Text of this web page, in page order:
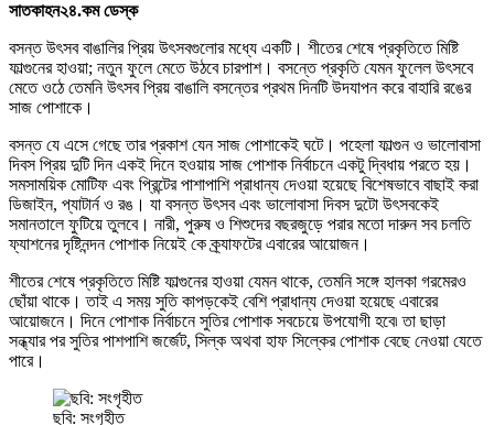
সাতকাহন২৪.কম ডেস্ক
বসন্ত উৎসব বাঙালির প্রিয় উৎসবগুলোর মধ্যে একটি। শীতের শেষে প্রকৃতিতে মিষ্টি
ফাল্গুনের হাওয়া; নতুন ফুলে মেতে উঠবে চারপাশ। বসন্তে প্রকৃতি যেমন ফুলেল উৎসবে
মেতে ওঠে তেমনি উৎসব প্রিয় বাঙালি বসন্তের প্রথম দিনটি উদযাপন করে বাহারি রঙের
সাজ পোশাকে।
বসন্ত যে এসে গেছে তার প্রকাশ যেন সাজ পোশাকেই ঘটে। পহেলা ফাল্গুন ও ভালোবাসা
দিবস প্রিয় দুটি দিন একই দিনে হওয়ায় সাজ পোশাক নির্বাচনে একটু দ্বিধায় পরতে হয়।
সমসাময়িক মোটিফ এবং প্রিন্টের পাশাপাশি প্রাধান্য দেওয়া হয়েছে বিশেষভাবে বাছাই করা
ডিজাইন, প্যাটার্ন ও রঙ। যা বসন্ত উৎসব এবং ভালোবাসা দিবস দুটো উৎসবকেই
সমানতালে ফুটিয়ে তুলবে। নারী, পুরুষ ও শিশুদের বছরজুড়ে পরার মতো দারুন সব চলতি
ফ্যাশনের দৃষ্টিনন্দন পোশাক নিয়েই কে ক্র্যাফটের এবারের আয়োজন।
শীতের শেষে প্রকৃতিতে মিষ্টি ফাল্গুনের হাওয়া যেমন থাকে, তেমনি সঙ্গে হালকা গরমেরও
ছোঁয়া থাকে। তাই এ সময় সুতি কাপড়কেই বেশি প্রাধান্য দেওয়া হয়েছে এবারের
আয়োজনে। দিনে পোশাক নির্বাচনে সুতির পোশাক সবচেয়ে উপযোগী হবে৷ তা ছাড়া
সন্ধ্যার পর সুতির পাশপাশি জর্জেট, সিল্ক অথবা হাফ সিল্কের পোশাক বেছে নেওয়া যেতে
পারে।
ছবি: সংগৃহীত